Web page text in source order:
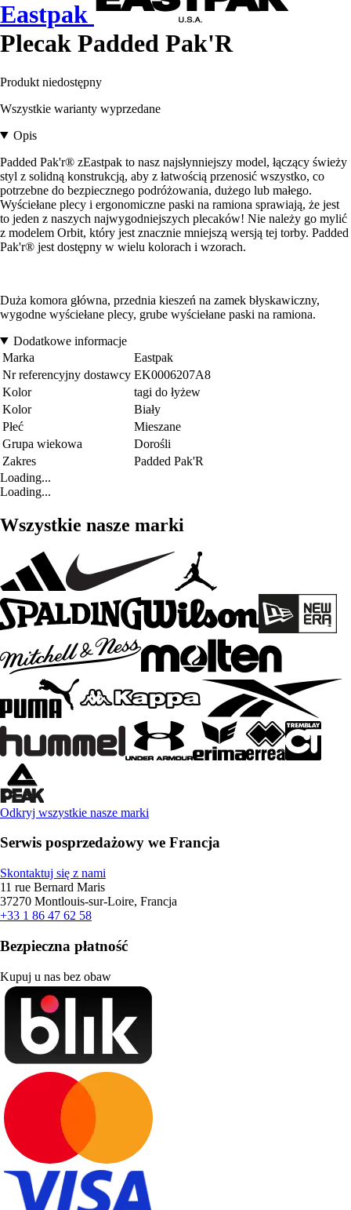
Eastpak
Plecak Padded Pak'R
Produkt niedostępny
Wszystkie warianty wyprzedane
Opis
Padded Pak'r® zEastpak to nasz najsłynniejszy model, łączący świeży
styl z solidną konstrukcją, aby z łatwością przenosić wszystko, co
potrzebne do bezpiecznego podróżowania, dużego lub małego.
Wyściełane plecy i ergonomiczne paski na ramiona sprawiają, że jest
to jeden z naszych najwygodniejszych plecaków! Nie należy go mylić
z modelem Orbit, który jest znacznie mniejszą wersją tej torby. Padded
Pak'r® jest dostępny w wielu kolorach i wzorach.
Duża komora główna, przednia kieszeń na zamek błyskawiczny,
wygodne wyściełane plecy, grube wyściełane paski na ramiona.
Dodatkowe informacje
Marka
Eastpak
Nr referencyjny dostawcy EK0006207A8
Kolor
tagi do łyżew
Kolor
Biały
Płeć
Mieszane
Grupa wiekowa
Dorośli
Zakres
Padded Pak'R
Loading...
Loading...
Wszystkie nasze marki
Odkryj wszystkie nasze marki
Serwis posprzedażowy we Francja
Skontaktuj się z nami
11 rue Bernard Maris
37270 Montlouis-sur-Loire, Francja
+33 1 86 47 62 58
Bezpieczna płatność
Kupuj u nas bez obaw